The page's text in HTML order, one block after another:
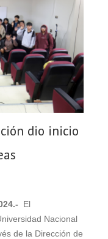
dio inicio
El
Nacional
de la Dirección de